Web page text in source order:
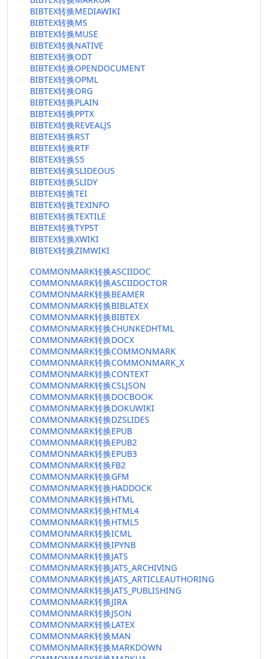
BIBTEX转换MEDIAWIKI
BIBTEX转换MS
BIBTEX转换MUSE
BIBTEX转换NATIVE
BIBTEX转换ODT
BIBTEX转换OPENDOCUMENT
BIBTEX转换OPML
BIBTEX转换ORG
BIBTEX转换PLAIN
BIBTEX转换PPTX
BIBTEX转换REVEALJS
BIBTEX转换RST
BIBTEX转换RTF
BIBTEX转换S5
BIBTEX转换SLIDEOUS
BIBTEX转换SLIDY
BIBTEX转换TEI
BIBTEX转换TEXINFO
BIBTEX转换TEXTILE
BIBTEX转换TYPST
BIBTEX转换XWIKI
BIBTEX转换ZIMWIKI
COMMONMARK转换ASCIIDOC
COMMONMARK转换ASCIIDOCTOR
COMMONMARK转换BEAMER
COMMONMARK转换BIBLATEX
COMMONMARK转换BIBTEX
COMMONMARK转换CHUNKEDHTML
COMMONMARK转换DOCX
COMMONMARK转换COMMONMARK
COMMONMARK转换COMMONMARK_X
COMMONMARK转换CONTEXT
COMMONMARK转换CSLJSON
COMMONMARK转换DOCBOOK
COMMONMARK转换DOKUWIKI
COMMONMARK转换DZSLIDES
COMMONMARK转换EPUB
COMMONMARK转换EPUB2
COMMONMARK转换EPUB3
COMMONMARK转换FB2
COMMONMARK转换GFM
COMMONMARK转换HADDOCK
COMMONMARK转换HTML
COMMONMARK转换HTML4
COMMONMARK转换HTML5
COMMONMARK转换ICML
COMMONMARK转换IPYNB
COMMONMARK转换JATS
COMMONMARK转换JATS_ARCHIVING
COMMONMARK转换JATS_ARTICLEAUTHORING
COMMONMARK转换JATS_PUBLISHING
COMMONMARK转换JIRA
COMMONMARK转换JSON
COMMONMARK转换LATEX
COMMONMARK转换MAN
COMMONMARK转换MARKDOWN